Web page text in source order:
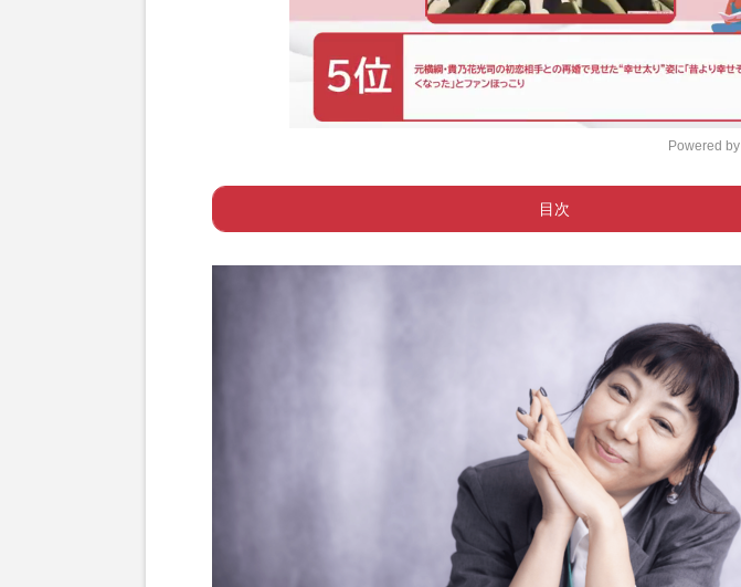
t
Powered by
目次
Page 1 ー アイドル黄金時代にデビューの芳本美代子
ー 松本典子・3人の歌＆トーク、お楽しみに！